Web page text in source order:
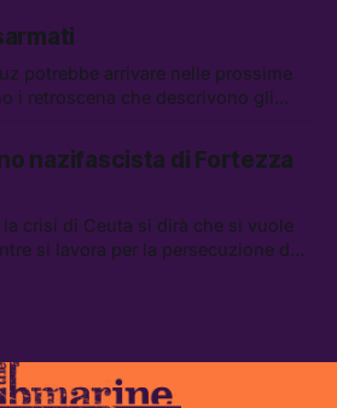
chiederà 36 miliardi di
e Grokipedia è già stata
potrebbe arrivare nelle prossime
i retroscena che descrivono gli
Ceuta, il boom dei carburanti
anti data center sono stati arrestati
nazifascista di Fortezza
crisi di Ceuta si dirà che si vuole
si lavora per la persecuzione dei
di 19 anni è morto sotto il